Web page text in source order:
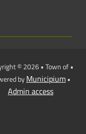
© 2026 • Town of •
byMunicipium•
Admin access